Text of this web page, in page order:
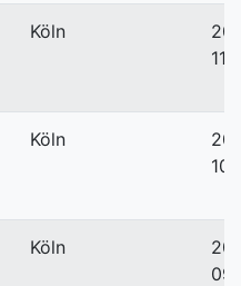
Köln
11-
Köln
Köln